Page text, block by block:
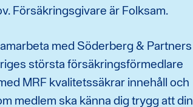
Försäkringsgivare är Folksam.
med Söderberg & Partners
största försäkringsförmedlare
MRF kvalitetssäkrar innehåll och
medlem ska känna dig trygg att din